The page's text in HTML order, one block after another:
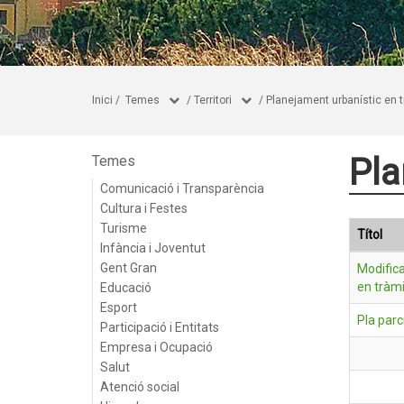
Inici / Temes / Territori / Planejament urbanístic en
Temes
Comunicació i Transparència
Cultura i Festes
Turisme
Infància i Joventut
Gent Gran
Educació
Esport
Participació i Entitats
Empresa i Ocupació
Salut
Atenció social
Títol
en
Pla